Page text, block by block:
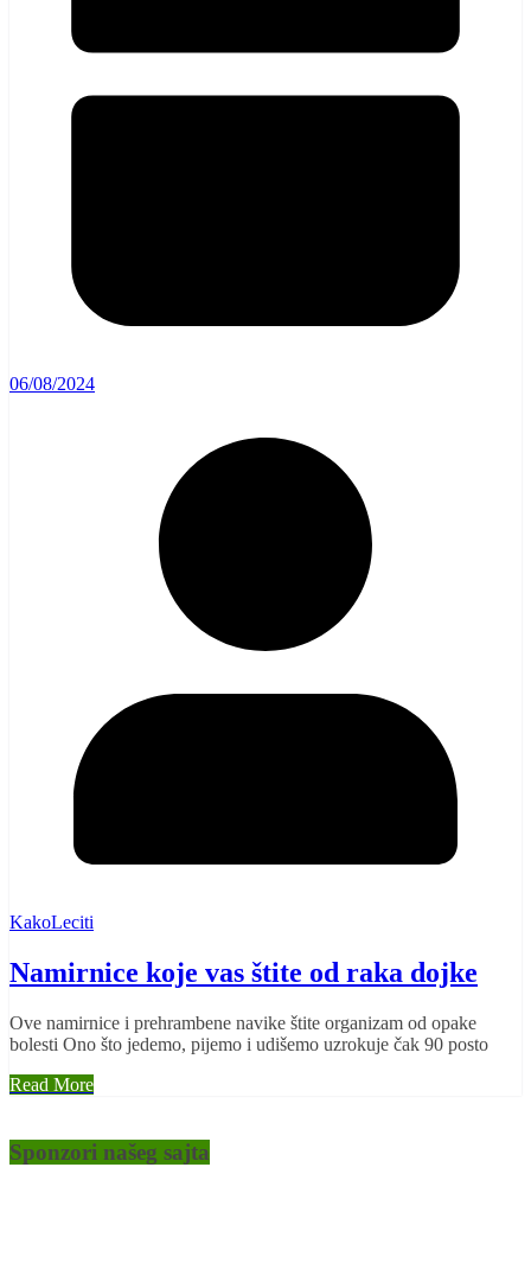
06/08/2024
KakoLeciti
Namirnice koje vas štite od raka dojke
Ove namirnice i prehrambene navike štite organizam od opake
bolesti Ono što jedemo, pijemo i udišemo uzrokuje čak 90 posto
Read More
Sponzori našeg sajta